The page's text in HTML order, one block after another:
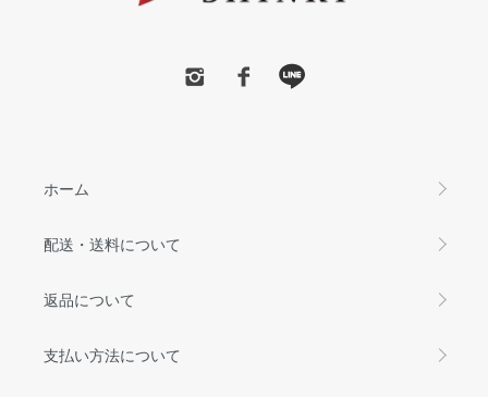
ホーム
配送・送料について
返品について
支払い方法について